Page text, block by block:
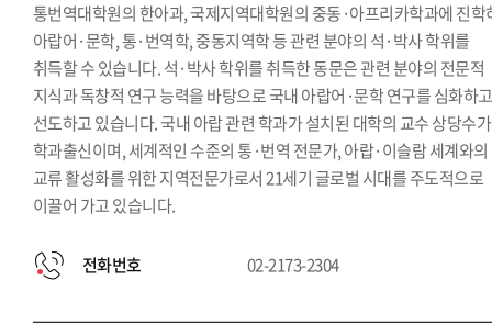
통번역대학원의 한아과, 국제지역대학원의 중동·아프리카학과에 진학
아랍어·문학, 통·번역학, 중동지역학 등 관련 분야의 석·박사 학위를
취득할 수 있습니다. 석·박사 학위를 취득한 동문은 관련 분야의 전문적
지식과 독창적 연구 능력을 바탕으로 국내 아랍어·문학 연구를 심화하고
선도하고 있습니다. 국내 아랍 관련 학과가 설치된 대학의 교수 상당수
학과출신이며, 세계적인 수준의 통·번역 전문가, 아랍·이슬람 세계와의
교류 활성화를 위한 지역전문가로서 21세기 글로벌 시대를 주도적으로
이끌어 가고 있습니다.
전화번호 02-2173-2304